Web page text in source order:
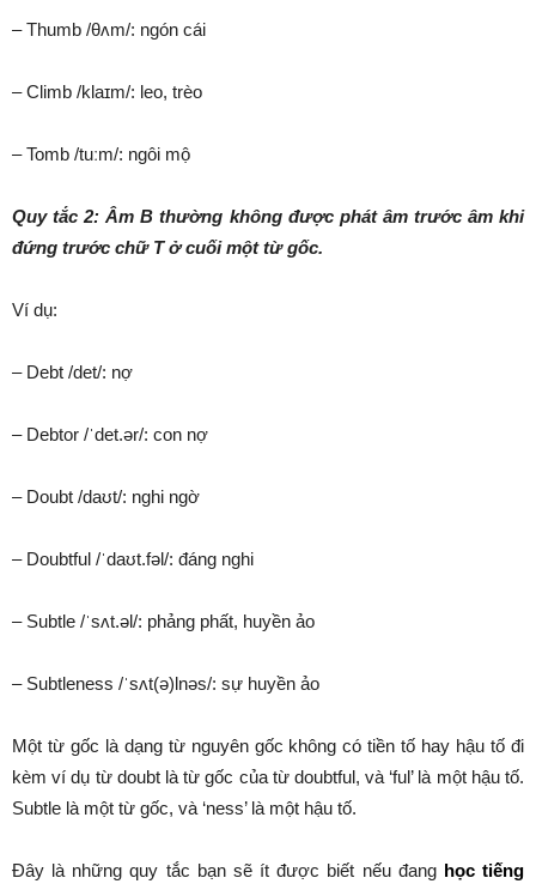
– Thumb /θʌm/: ngón cái
– Climb /klaɪm/: leo, trèo
– Tomb /tuːm/: ngôi mộ
Quy tắc 2: Âm B thường không được phát âm trước âm khi
đứng trước chữ T ở cuối một từ gốc.
Ví dụ:
– Debt /det/: nợ
– Debtor /ˈdet.ər/: con nợ
– Doubt /daʊt/: nghi ngờ
– Doubtful /ˈdaʊt.fəl/: đáng nghi
– Subtle /ˈsʌt.əl/: phảng phất, huyền ảo
– Subtleness /ˈsʌt(ə)lnəs/: sự huyền ảo
Một từ gốc là dạng từ nguyên gốc không có tiền tố hay hậu tố đi
kèm ví dụ từ doubt là từ gốc của từ doubtful, và ‘ful’ là một hậu tố.
Subtle là một từ gốc, và ‘ness’ là một hậu tố.
Đây là những quy tắc bạn sẽ ít được biết nếu đang học tiếng